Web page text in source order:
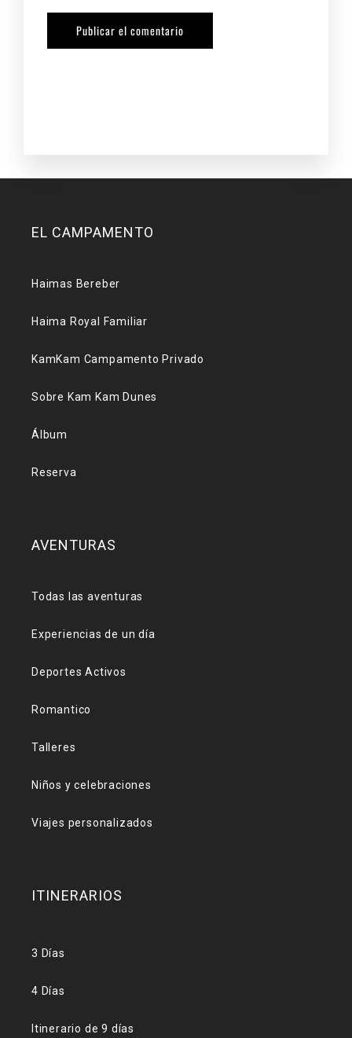
EL CAMPAMENTO
Haimas Bereber
Haima Royal Familiar
KamKam Campamento Privado
Sobre Kam Kam Dunes
Álbum
Reserva
AVENTURAS
Todas las aventuras
Experiencias de un día
Deportes Activos
Romantico
Talleres
Niños y celebraciones
Viajes personalizados
ITINERARIOS
3 Días
4 Días
Itinerario de 9 días